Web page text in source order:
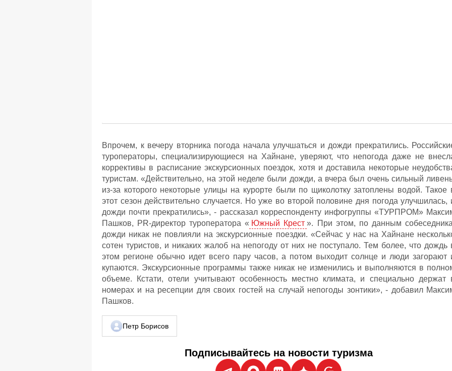
Впрочем, к вечеру вторника погода начала улучшаться и дожди прекратились.
туроператоры, специализирующиеся на Хайнане, уверяют, что непогода даже не
коррективы в расписание экскурсионных поездок, хотя и доставила некоторые
туристам. «Действительно, на этой неделе были дожди, а вчера был очень сильный
из-за которого некоторые улицы на курорте были по щиколотку затоплены водой. Такое
этот сезон действительно случается. Но уже во второй половине дня погода улучшилась,
дожди почти прекратились», - рассказал корреспонденту инфогруппы «ТУРПРОМ»
Пашков, PR-директор туроператора « Южный Крест ». При этом, по данным
дожди никак не повлияли на экскурсионные поездки. «Сейчас у нас на Хайнане
сотен туристов, и никаких жалоб на непогоду от них не поступало. Тем более, что дождь
этом регионе обычно идет всего пару часов, а потом выходит солнце и люди загорают
купаются. Экскурсионные программы также никак не изменились и выполняются в
объеме. Кстати, отели учитывают особенность местно климата, и специально держат
номерах и на ресепции для своих гостей на случай непогоды зонтики», - добавил
Пашков.
Петр Борисов
Подписывайтесь на новости туризма